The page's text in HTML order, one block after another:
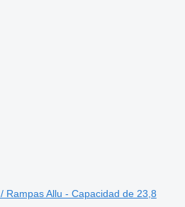
Rampas Allu - Capacidad de 23,8